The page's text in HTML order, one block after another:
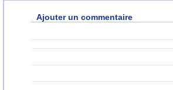
Ajouter un commentaire